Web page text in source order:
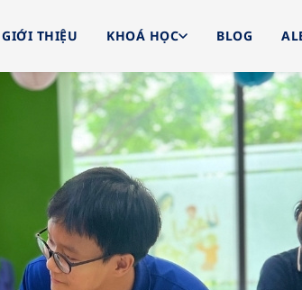
GIỚI THIỆU KHOÁ HỌC BLOG